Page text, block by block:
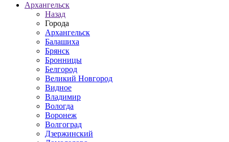
Архангельск
Назад
Города
Архангельск
Балашиха
Брянск
Бронницы
Белгород
Великий Новгород
Видное
Владимир
Вологда
Воронеж
Волгоград
Дзержинский